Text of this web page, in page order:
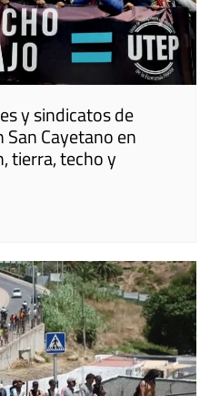
y sindicatos de
Cayetano en
tierra, techo y